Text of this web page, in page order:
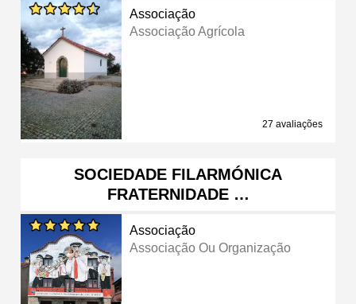
Associação
Associação Agrícola
27 avaliações
SOCIEDADE FILARMÓNICA
FRATERNIDADE …
Associação
Associação Ou Organização